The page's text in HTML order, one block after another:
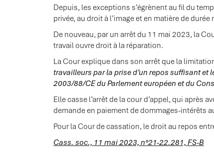
Depuis, les exceptions s’égrènent au fil du
privée, au droit à l’image et en matière de
De nouveau, par un arrêt du 11 mai 2023, la
travail ouvre droit à la réparation.
La Cour explique dans son arrêt que la
travailleurs par la prise d’un repos suffisant
2003/88/CE du Parlement européen et du
Elle casse l’arrêt de la cour d’appel, qui après
demande en paiement de dommages-intérêts
Pour la Cour de cassation, le droit au repos
Cass. soc., 11 mai 2023, n°21-22.281, FS-B